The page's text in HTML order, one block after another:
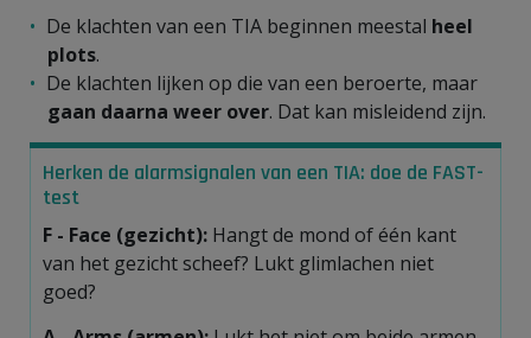
De klachten van een TIA beginnen meestal heel
plots.
De klachten lijken op die van een beroerte, maar
gaan daarna weer over. Dat kan misleidend zijn.
Herken de alarmsignalen van een TIA: doe de FAST-
test
F - Face (gezicht): Hangt de mond of één kant
van het gezicht scheef? Lukt glimlachen niet
goed?